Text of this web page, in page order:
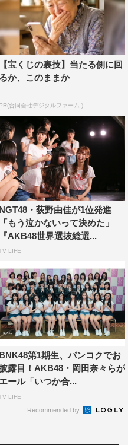
ントされた。
ンバーがステージを飛び
出も。ファンの間近で「あ
歌いながら、メンバーはフ
がとう」と言葉を交わし
。
選挙の「延長戦」とし
いう101～120位の順位が
の81位だったSKE48・
たこともあり、会場も固
に入ったメンバーは、喜
りと、それぞれ感情があ
忍。100位のAKB48・大
自分でも投票すればよかっ
る意味おいしいかな」と
1年、また頑張りたいと思
た！」と深々と一礼した。
【宝くじの裏技】当たる側に回
るか、このままか
PR(合同会社デジタルファーム )
NGT48・荻野由佳が1位発進
「もう泣かないって決めた」
『AKB48世界選抜総選...
LIFE
BNK48第1期生、バンコクでお
露目！AKB48・岡田奈々らが
エール「いつか合...
LIFE
Recommended by